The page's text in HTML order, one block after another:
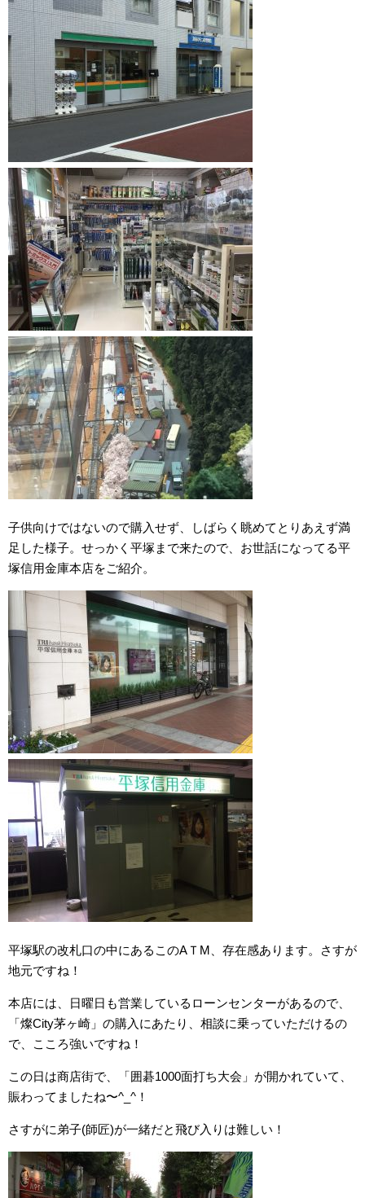
子供向けではないので購入せず、しばらく眺めてとりあえず満
足した様子。せっかく平塚まで来たので、お世話になってる平
塚信用金庫本店をご紹介。
平塚駅の改札口の中にあるこのAＴM、存在感あります。さすが
地元ですね！
本店には、日曜日も営業しているローンセンターがあるので、
「燦City茅ヶ崎」の購入にあたり、相談に乗っていただけるの
で、こころ強いですね！
この日は商店街で、「囲碁1000面打ち大会」が開かれていて、
賑わってましたね〜^_^！
さすがに弟子(師匠)が一緒だと飛び入りは難しい！